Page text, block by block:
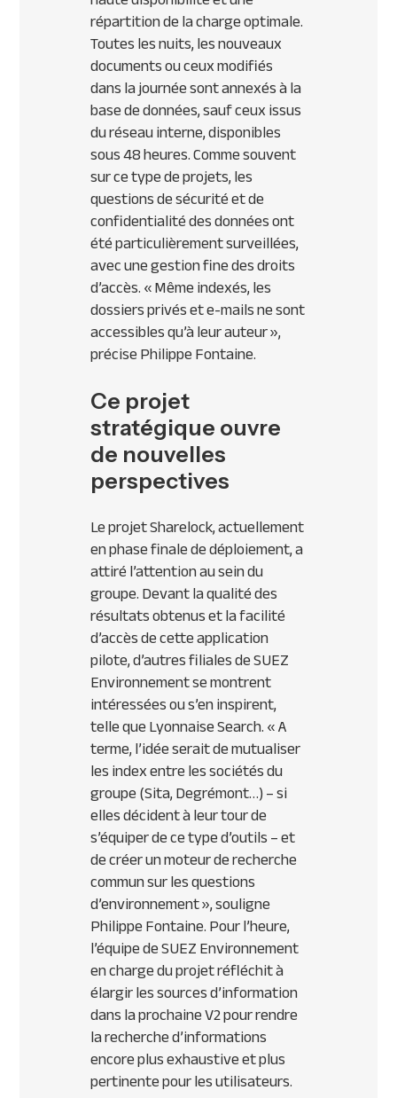
répartition de la charge optimale.
Toutes les nuits, les nouveaux
documents ou ceux modifiés
dans la journée sont annexés à la
base de données, sauf ceux issus
du réseau interne, disponibles
sous 48 heures. Comme souvent
sur ce type de projets, les
questions de sécurité et de
confidentialité des données ont
été particulièrement surveillées,
avec une gestion fine des droits
d’accès.« Même indexés, les
dossiers privés et e-mails ne sont
accessibles qu’à leur auteur »,
précise Philippe Fontaine.
Ce projet
stratégique ouvre
de nouvelles
perspectives
Le projet Sharelock, actuellement
en phase finale de déploiement, a
attiré l’attention au sein du
groupe. Devant la qualité des
résultats obtenus et la facilité
d’accès de cette application
pilote, d’autres filiales de SUEZ
Environnement se montrent
intéressées ou s’en inspirent,
telle que Lyonnaise Search.« A
terme, l’idée serait de mutualiser
les index entre les sociétés du
groupe (Sita, Degrémont…) – si
elles décident à leur tour de
s’équiper de ce type d’outils – et
de créer un moteur de recherche
commun sur les questions
d’environnement », souligne
Philippe Fontaine. Pour l’heure,
l’équipe de SUEZ Environnement
en charge du projet réfléchit à
élargir les sources d’information
dans la prochaine V2 pour rendre
la recherche d’informations
encore plus exhaustive et plus
pertinente pour les utilisateurs.